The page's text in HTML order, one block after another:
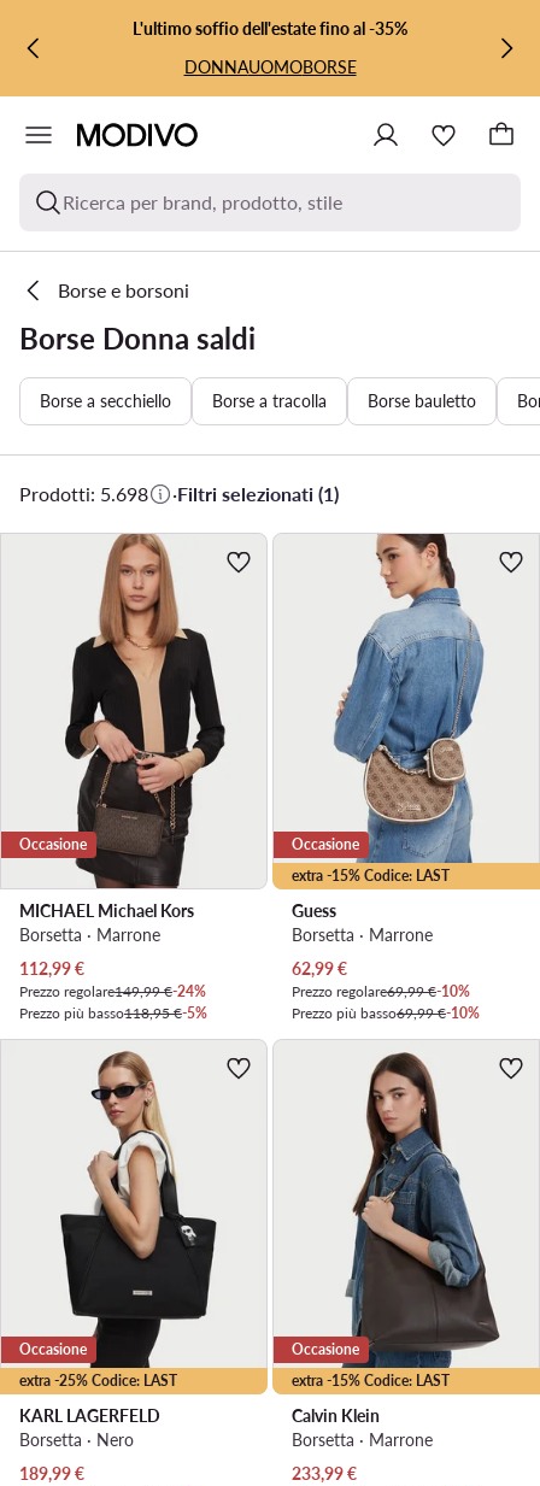
VAI AL CONTENUTO PRINCIPALE
VAI ALLA RICERCAL'ultimo soffio dell'estate fino al -35%
DONNAUOMOBORSE
Ricerca per brand, prodotto, stile
Borse e borsoni
Borse Donna saldi
Borse a secchiello Borse a tracolla Borse bauletto
Prodotti: 5.698 ·Filtri selezionati (1)
Occasione
MICHAEL Michael Kors
Borsetta · Marrone
Prezzo attuale
112,99€
Prezzo regolare149,99 €-24%
Prezzo più basso118,95 €-5%
extra -15% Codice: LAST
Occasione
Guess
Borsetta · Marrone
Prezzo attuale
62,99€
Prezzo regolare69,99 €-10%
Prezzo più basso69,99 €-10%
extra -25% Codice: LAST
Occasione
KARL LAGERFELD
Borsetta · Nero
Prezzo attuale
189,99€
extra -15% Codice: LAST
Occasione
Calvin Klein
Borsetta · Marrone
Prezzo attuale
233,99€